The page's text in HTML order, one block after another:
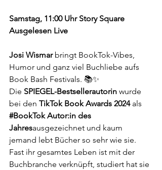
Samstag, 11:00 Uhr Story Square
Ausgelesen Live
Josi Wismar bringt BookTok-Vibes,
Humor und ganz viel Buchliebe aufs
Book Bash Festivals. 📚✨
Die SPIEGEL-Bestsellerautorin wurde
bei den TikTok Book Awards 2024 als
#BookTok Autor:in des
Jahresausgezeichnet und kaum
jemand lebt Bücher so sehr wie sie.
Fast ihr gesamtes Leben ist mit der
Buchbranche verknüpft, studiert hat sie